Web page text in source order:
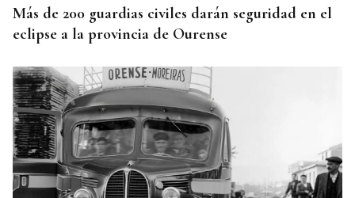
Más de 200 guardias civiles darán seguridad en el
eclipse a la provincia de Ourense